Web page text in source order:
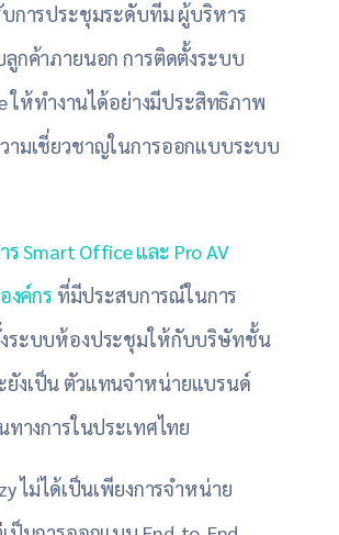
การประชุมระดับทีม ผู้บริหาร
กค้าภายนอก การติดตั้งระบบ
ให้ทำงานได้อย่างมีประสิทธิภาพ
ามเชี่ยวชาญในการออกแบบระบบ
ร Smart Office และ Pro AV
งค์กร ที่มีประสบการณ์ในการ
ระบบห้องประชุมให้กับบริษัทชั้น
ยังเป็น ตัวแทนจำหน่ายแบรนด์
ทางการในประเทศไทย
ไม่ได้เป็นเพียงการจำหน่าย